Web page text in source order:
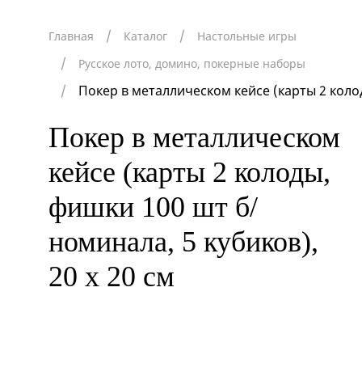
Главная Каталог
Настольные игры
Русское лото, домино, покерные наборы
Покер в металлическом кейсе (карты 2
Покер в металлическом
кейсе (карты 2 колоды,
фишки 100 шт б/
номинала, 5 кубиков),
20 х 20 см